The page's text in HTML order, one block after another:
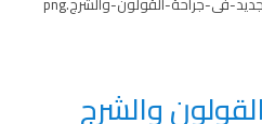
والشرج